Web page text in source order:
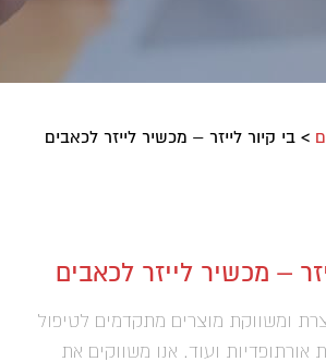
> בי קיור לייזר – מכשיר לייזר לכאבים
– מכשיר לייזר לכאבים
ומשווקת מוצרים מתקדמים לטיפול
אורתופדיות ועוד. אנו משווקים את